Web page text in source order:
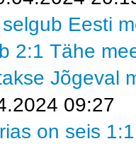
Eesti
2:1 Tähe
Jõgeval
09:27
on seis